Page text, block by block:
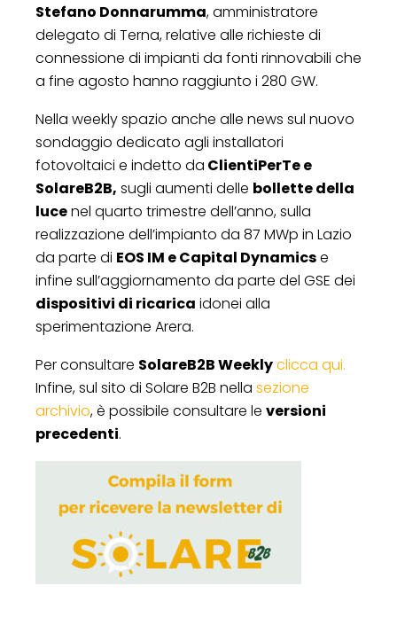
Stefano Donnarumma, amministratore
delegato di Terna, relative alle richieste di
connessione di impianti da fonti rinnovabili che
a fine agosto hanno raggiunto i 280 GW.
Nella weekly spazio anche alle news sul nuovo
sondaggio dedicato agli installatori
fotovoltaici e indetto da ClientiPerTe e
SolareB2B, sugli aumenti delle bollette della
lucenel quarto trimestre dell’anno, sulla
realizzazione dell’impianto da 87 MWp in Lazio
da parte di EOS IM e Capital Dynamicse
infine sull’aggiornamento da parte del GSE dei
dispositivi di ricarica idonei alla
sperimentazione Arera.
Per consultare SolareB2B Weeklyclicca qui.
Infine, sul sito di Solare B2B nella sezione
archivio, è possibile consultare le versioni
precedenti.